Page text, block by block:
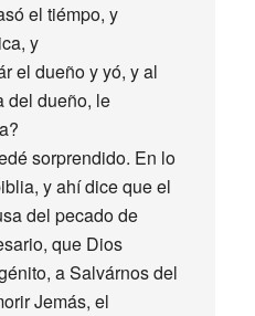
el tiémpo, y
y
el dueño y yó, y al
del dueño, le
sorprendido. En lo
y ahí dice que el
del pecado de
que Dios
a Salvárnos del
Jemás, el